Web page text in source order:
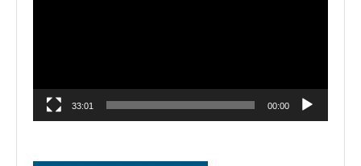
00:00
33:01